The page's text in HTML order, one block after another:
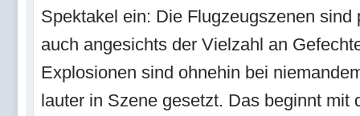
Spektakel ein: Die Flugzeugszenen
auch angesichts der Vielzahl an
Explosionen sind ohnehin bei
lauter in Szene gesetzt. Das beginnt mit